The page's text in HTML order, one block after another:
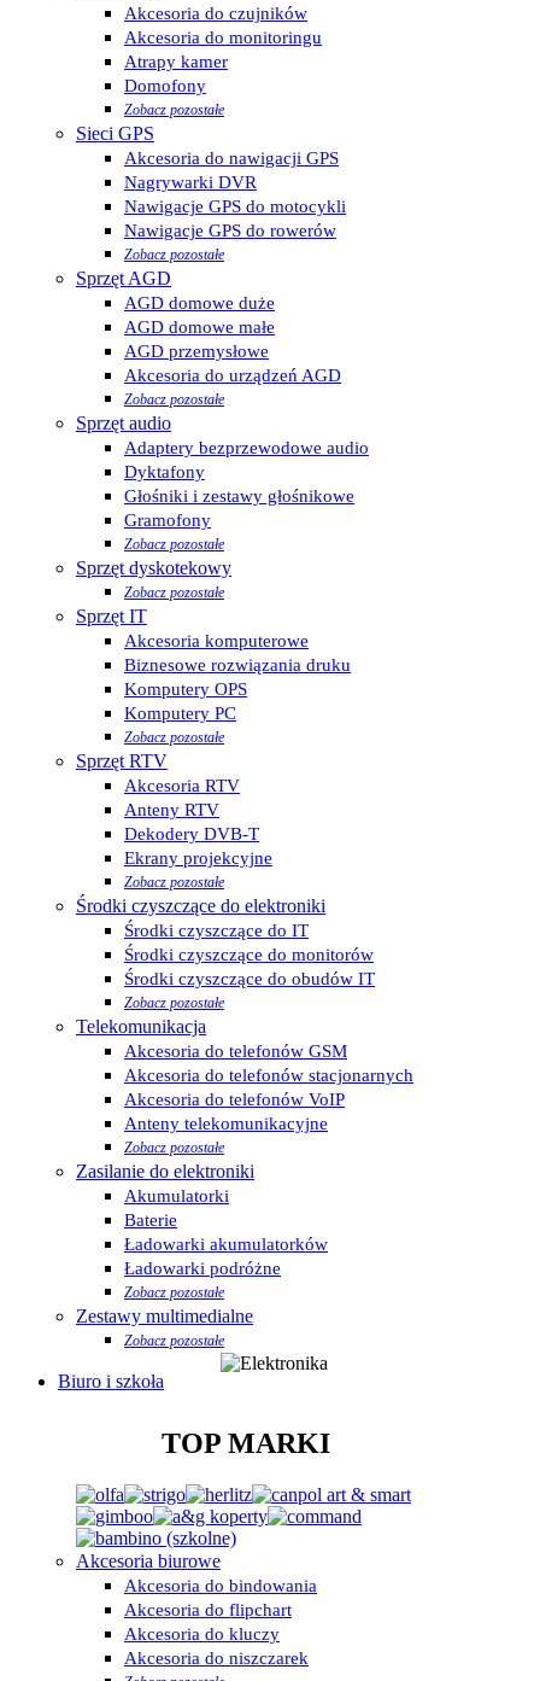
Akcesoria do czujników
Akcesoria do monitoringu
Atrapy kamer
Domofony
Zobacz pozostałe
Sieci GPS
Akcesoria do nawigacji GPS
Nagrywarki DVR
Nawigacje GPS do motocykli
Nawigacje GPS do rowerów
Zobacz pozostałe
Sprzęt AGD
AGD domowe duże
AGD domowe małe
AGD przemysłowe
Akcesoria do urządzeń AGD
Zobacz pozostałe
Sprzęt audio
Adaptery bezprzewodowe audio
Dyktafony
Głośniki i zestawy głośnikowe
Gramofony
Zobacz pozostałe
Sprzęt dyskotekowy
Zobacz pozostałe
Sprzęt IT
Akcesoria komputerowe
Biznesowe rozwiązania druku
Komputery OPS
Komputery PC
Zobacz pozostałe
Sprzęt RTV
Akcesoria RTV
Anteny RTV
Dekodery DVB-T
Ekrany projekcyjne
Zobacz pozostałe
Środki czyszczące do elektroniki
Środki czyszczące do IT
Środki czyszczące do monitorów
Środki czyszczące do obudów IT
Zobacz pozostałe
Telekomunikacja
Akcesoria do telefonów GSM
Akcesoria do telefonów stacjonarnych
Akcesoria do telefonów VoIP
Anteny telekomunikacyjne
Zobacz pozostałe
Zasilanie do elektroniki
Akumulatorki
Baterie
Ładowarki akumulatorków
Ładowarki podróżne
Zobacz pozostałe
Zestawy multimedialne
Zobacz pozostałe
Biuro i szkoła
TOP MARKI
Akcesoria biurowe
Akcesoria do bindowania
Akcesoria do flipchart
Akcesoria do kluczy
Akcesoria do niszczarek